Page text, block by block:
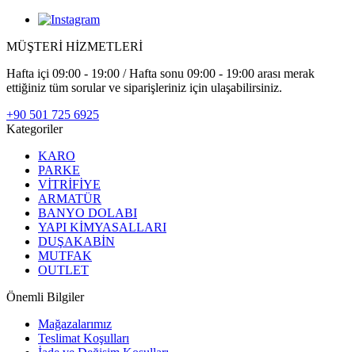
MÜŞTERİ HİZMETLERİ
Hafta içi 09:00 - 19:00 / Hafta sonu 09:00 - 19:00 arası merak
ettiğiniz tüm sorular ve siparişleriniz için ulaşabilirsiniz.
+90 501 725 6925
Kategoriler
KARO
PARKE
VİTRİFİYE
ARMATÜR
BANYO DOLABI
YAPI KİMYASALLARI
DUŞAKABİN
MUTFAK
OUTLET
Önemli Bilgiler
Mağazalarımız
Teslimat Koşulları